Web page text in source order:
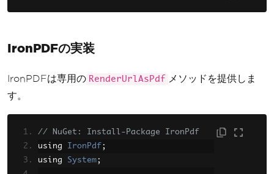
// Convert URL to PDF
ample.com" ;
// Save to file
System
("webpage.pdf"
IronPDFの実装
IronPDFは専用の RenderUrlAsPdf メソッドを提供しま
す。
// NuGet: Install-Package IronPdf
using IronPdf ;
using System;